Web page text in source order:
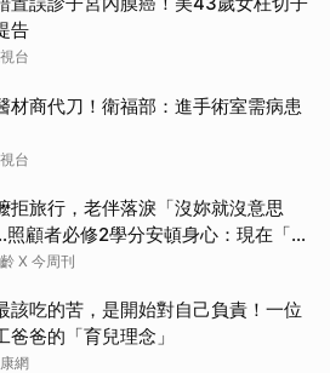
告
台
材商代刀！衛福部：進手術室需病患
台
拒旅行，老伴落淚「沒妳就沒意思
顧者必修2學分安頓身心：現在「這
好了
X 今周刊
該吃的苦，是開始對自己負責！一位
爸爸的「育兒理念」
網